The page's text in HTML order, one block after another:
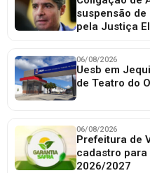
suspensão
pela Justiça
06/08/2026
Uesb em
de Teatro do
06/08/2026
Prefeitura de
cadastro para
2026/2027